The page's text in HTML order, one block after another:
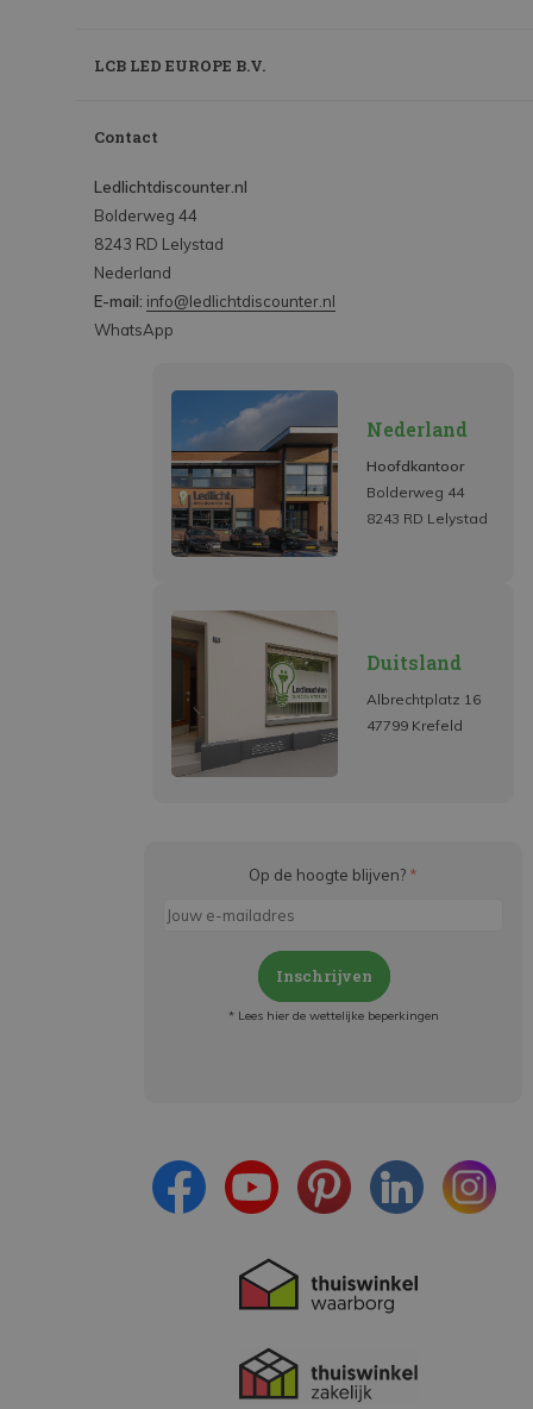
LCB LED EUROPE B.V.
Contact
Ledlichtdiscounter.nl
Bolderweg 44
8243 RD Lelystad
Nederland
E-mail: info@ledlichtdiscounter.nl
WhatsApp
Nederland
Hoofdkantoor
Bolderweg 44
8243 RD Lelystad
Duitsland
Albrechtplatz 16
47799 Krefeld
Op de hoogte blijven? *
Inschrijven
* Lees hier de wettelijke beperkingen